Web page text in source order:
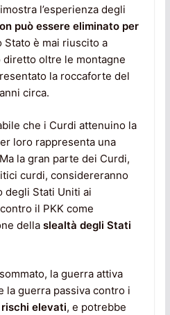
l’esperienza degli
può essere eliminato per
Stato è mai riuscito a
oltre le montagne
la roccaforte del
circa.
che i Curdi attenuino la
loro rappresenta una
la gran parte dei Curdi,
curdi, considereranno
degli Stati Uniti ai
il PKK come
della slealtà degli Stati
la guerra attiva
la guerra passiva contro i
rischi elevati, e potrebbe